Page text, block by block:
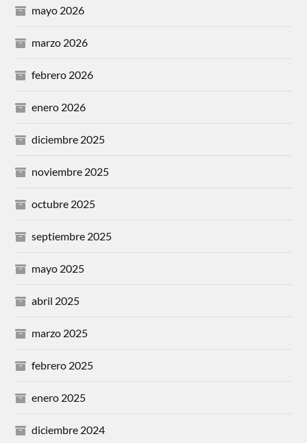
mayo 2026
marzo 2026
febrero 2026
enero 2026
diciembre 2025
noviembre 2025
octubre 2025
septiembre 2025
mayo 2025
abril 2025
marzo 2025
febrero 2025
enero 2025
diciembre 2024